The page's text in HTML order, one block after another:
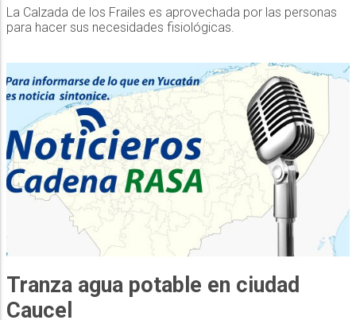
La Calzada de los Frailes es aprovechada por las personas
para hacer sus necesidades fisiológicas.
Tranza agua potable en ciudad
Caucel